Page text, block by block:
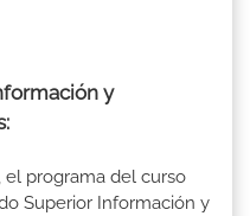
y
el programa del curso
Superior Información y